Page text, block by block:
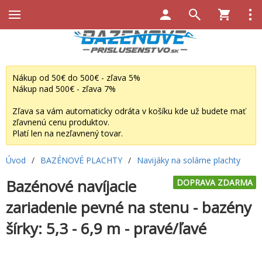
Nákup od 50€ do 500€ - zľava 5%
Nákup nad 500€ - zľava 7%
Zľava sa vám automaticky odráta v košíku kde už budete mať
zľavnenú cenu produktov.
Platí len na nezľavnený tovar.
Úvod / BAZÉNOVÉ PLACHTY / Navijáky na solárne plachty
DOPRAVA ZDARMA
Bazénové navíjacie
zariadenie pevné na stenu - bazény
šírky: 5,3 - 6,9 m - pravé/ľavé